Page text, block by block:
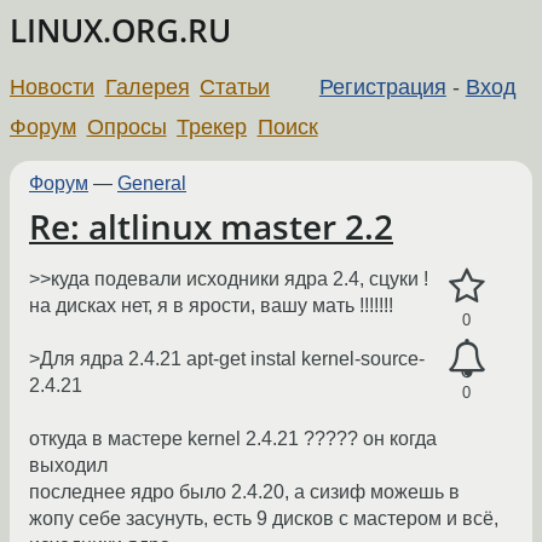
LINUX.ORG.RU
Регистрация - Вход
Новости Галерея Статьи
Форум Опросы Трекер Поиск
Форум — General
Re: altlinux master 2.2
0
0
>>куда подевали исходники ядра 2.4, сцуки !
на дисках нет, я в ярости, вашу мать !!!!!!!
>Для ядра 2.4.21 apt-get instal kernel-source-
2.4.21
откуда в мастере kernel 2.4.21 ????? он когда
выходил
последнее ядро было 2.4.20, а сизиф можешь в
жопу себе засунуть, есть 9 дисков с мастером и всё,